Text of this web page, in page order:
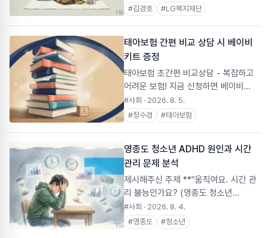
으로부터 받은 포상금 일부를 청계동
주민센터에 기부하여 취약계층 아동 3
#김경호 #LG복지재단
태아보험 간편 비교 상담 시 베이비
키트 증정
태아보험 초간편 비교상담 - 복잡하고
어려운 보험! 지금 신청하면 베이비키
트2종 100% 증정
#사회 · 2026. 8. 5.
#정수경 #태아보험
영종도 청소년 ADHD 원인과 시간
관리 문제 분석
제시해주신 주제 **"움직여요. 시간 관
리 불능인가요? (영종도 청소년
ADHD)"**에 대해 최신 연구 결과와
현장 데이터, 전문가 의견을 바탕으로
상세히 정리해 드립니다. 이 조사 보고
#사회 · 2026. 8. 4.
#영종도 #청소년